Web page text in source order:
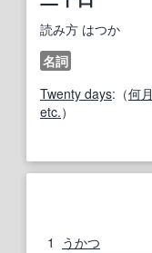
読み方 はつか
名詞
Twenty days:（何月
etc.）
1 うかつ